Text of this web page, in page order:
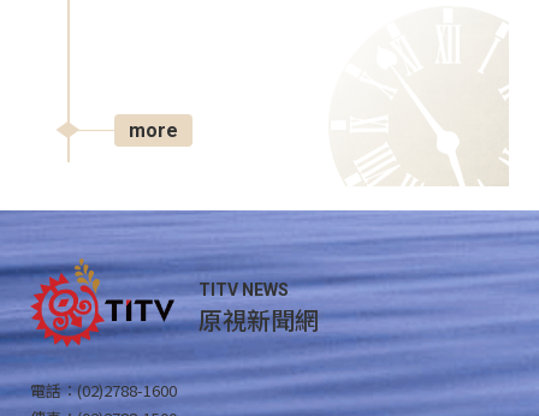
more
TITV NEWS
原視新聞網
電話：(02)2788-1600